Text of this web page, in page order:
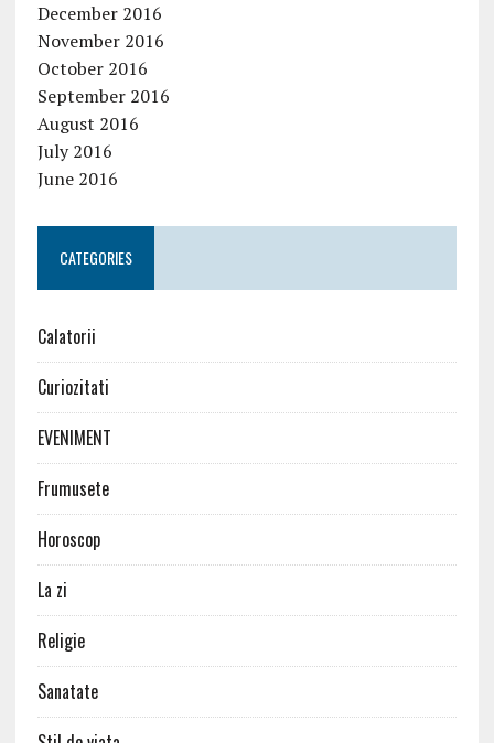
December 2016
November 2016
October 2016
September 2016
August 2016
July 2016
June 2016
CATEGORIES
Calatorii
Curiozitati
EVENIMENT
Frumusete
Horoscop
La zi
Religie
Sanatate